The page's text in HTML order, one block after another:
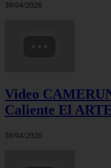
30/04/2026
Video
Caliente El
30/04/2026